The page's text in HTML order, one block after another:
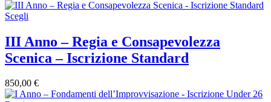
Scegli
III Anno – Regia e Consapevolezza
Scenica – Iscrizione Standard
850,00 €